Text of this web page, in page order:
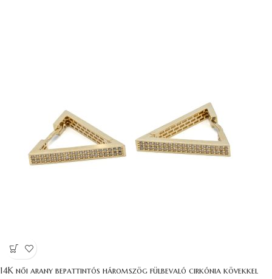
14K női arany bepattintós háromszög fülbevaló cirkónia kövekkel